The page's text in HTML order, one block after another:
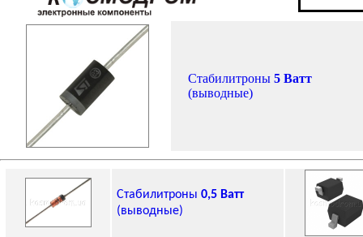
Стабилитроны 5 Ватт
(выводные)
Стабилитроны 0,5 Ватт
(выводные)